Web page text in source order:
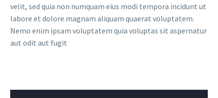
velit, sed quia non numquam eius modi tempora incidunt ut
labore et dolore magnam aliquam quaerat voluptatem.
Nemo enim ipsam voluptatem quia voluptas sit aspernatur
aut odit aut fugit